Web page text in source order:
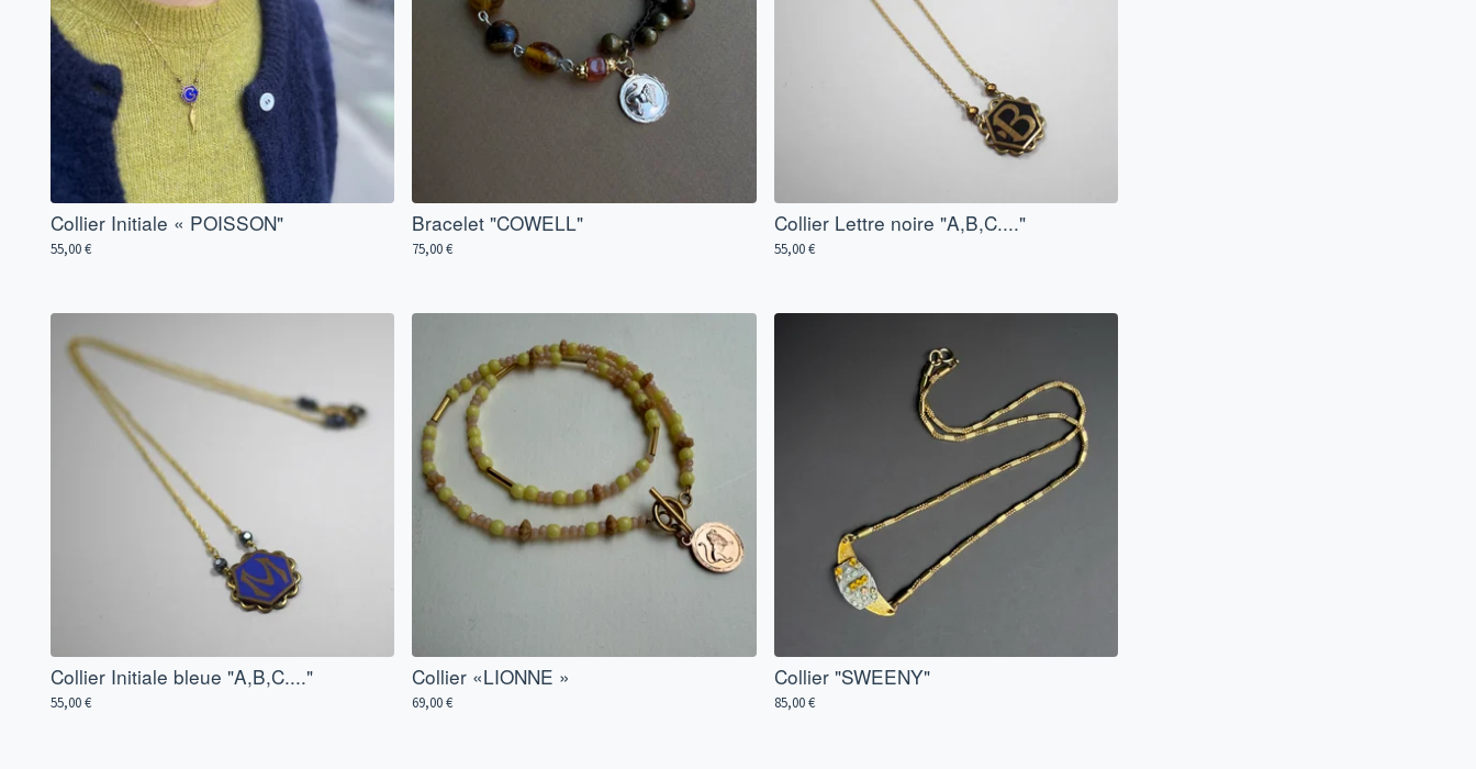
Collier Initiale « POISSON"
55,00€
Bracelet "COWELL"
75,00€
Collier Lettre noire "A,B,C...."
55,00€
Collier Initiale bleue "A,B,C...."
55,00€
Collier «LIONNE »
69,00€
Collier "SWEENY"
85,00€